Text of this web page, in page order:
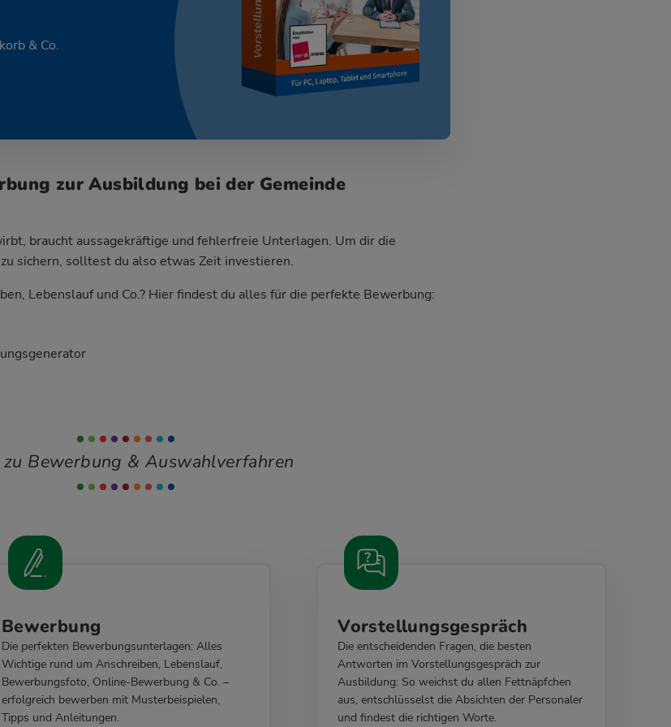
& Co.
zur Ausbildung bei der Gemeinde
braucht aussagekräftige und fehlerfreie Unterlagen. Um dir die
sichern, solltest du also etwas Zeit investieren.
Lebenslauf und Co.? Hier findest du alles für die perfekte Bewerbung:
Bewerbung & Auswahlverfahren
Bewerbung
Die perfekten Bewerbungsunterlagen: Alles
Wichtige rund um Anschreiben, Lebenslauf,
Bewerbungsfoto, Online-Bewerbung & Co. –
erfolgreich bewerben mit Musterbeispielen,
Tipps und Anleitungen.
Vorstellungsgespräch
Die entscheidenden Fragen, die besten
Antworten im Vorstellungsgespräch zur
Ausbildung: So weichst du allen Fettnäpfchen
aus, entschlüsselst die Absichten der Personaler
und findest die richtigen Worte.